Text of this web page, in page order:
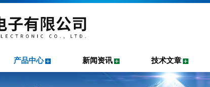
产品中心 新闻资讯 技术文章